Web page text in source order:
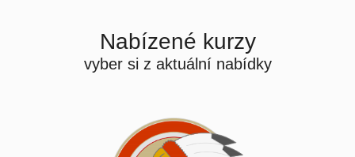
Nabízené kurzy
vyber si z aktuální nabídky